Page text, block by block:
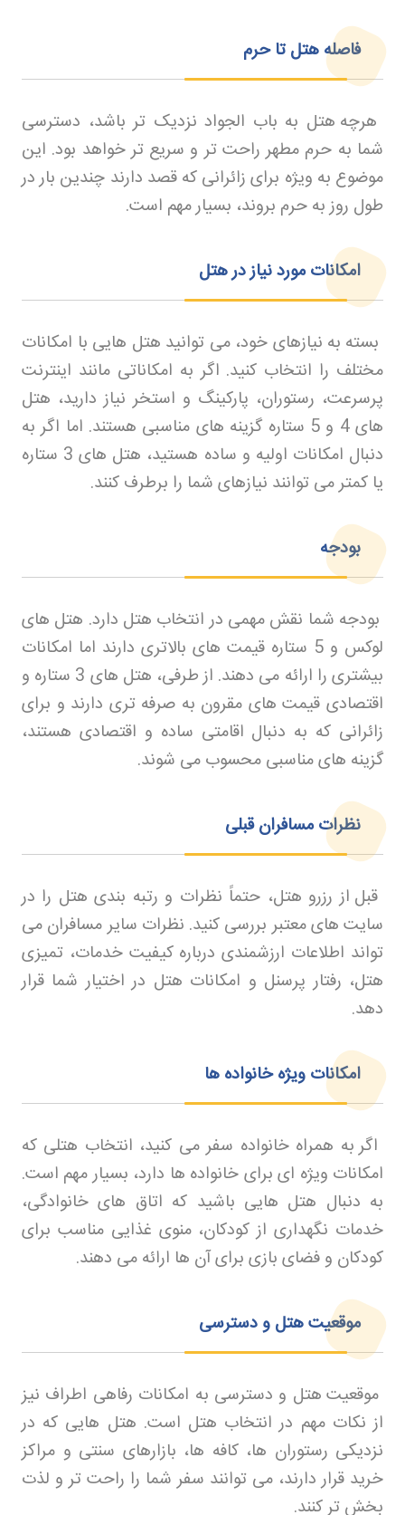
فاصله هتل تا حرم
هرچه هتل به باب الجواد نزدیک تر باشد، دسترسی
شما به حرم مطهر راحت تر و سریع تر خواهد بود. این
موضوع به ویژه برای زائرانی که قصد دارند چندین بار در
طول روز به حرم بروند، بسیار مهم است.
امکانات مورد نیاز در هتل
بسته به نیازهای خود، می توانید هتل هایی با امکانات
مختلف را انتخاب کنید. اگر به امکاناتی مانند اینترنت
پرسرعت، رستوران، پارکینگ و استخر نیاز دارید، هتل
های 4 و 5 ستاره گزینه های مناسبی هستند. اما اگر به
دنبال امکانات اولیه و ساده هستید، هتل های 3 ستاره
یا کمتر می توانند نیازهای شما را برطرف کنند.
بودجه
بودجه شما نقش مهمی در انتخاب هتل دارد. هتل های
لوکس و 5 ستاره قیمت های بالاتری دارند اما امکانات
بیشتری را ارائه می دهند. از طرفی، هتل های 3 ستاره و
اقتصادی قیمت های مقرون به صرفه تری دارند و برای
زائرانی که به دنبال اقامتی ساده و اقتصادی هستند،
گزینه های مناسبی محسوب می شوند.
نظرات مسافران قبلی
قبل از رزرو هتل، حتماً نظرات و رتبه بندی هتل را در
سایت های معتبر بررسی کنید. نظرات سایر مسافران می
تواند اطلاعات ارزشمندی درباره کیفیت خدمات، تمیزی
هتل، رفتار پرسنل و امکانات هتل در اختیار شما قرار
دهد.
امکانات ویژه خانواده ها
اگر به همراه خانواده سفر می کنید، انتخاب هتلی که
امکانات ویژه ای برای خانواده ها دارد، بسیار مهم است.
به دنبال هتل هایی باشید که اتاق های خانوادگی،
خدمات نگهداری از کودکان، منوی غذایی مناسب برای
کودکان و فضای بازی برای آن ها ارائه می دهند.
موقعیت هتل و دسترسی
موقعیت هتل و دسترسی به امکانات رفاهی اطراف نیز
از نکات مهم در انتخاب هتل است. هتل هایی که در
نزدیکی رستوران ها، کافه ها، بازارهای سنتی و مراکز
خرید قرار دارند، می توانند سفر شما را راحت تر و لذت
بخش تر کنند.